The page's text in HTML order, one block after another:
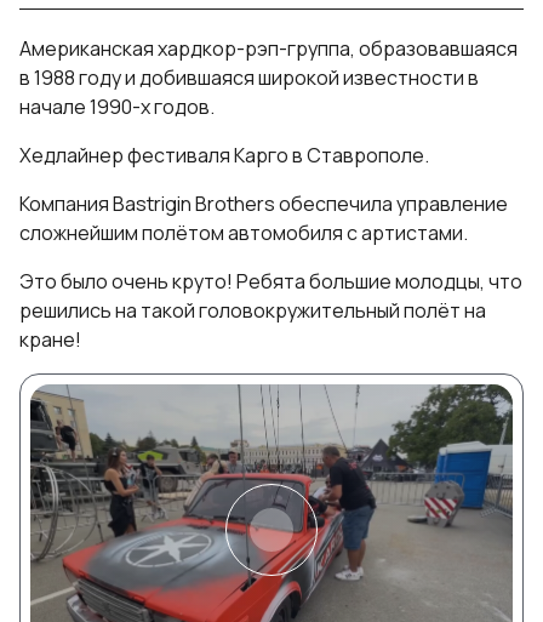
Американская хардкор-рэп-группа, образовавшаяся
в 1988 году и добившаяся широкой известности в
начале 1990-х годов.
Хедлайнер фестиваля Карго в Ставрополе.
Компания Bastrigin Brothers обеспечила управление
сложнейшим полётом автомобиля с артистами.
Это было очень круто! Ребята большие молодцы, что
решились на такой головокружительный полёт на
кране!